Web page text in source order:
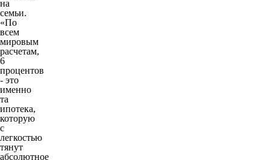
на
семьи.
«По
всем
мировым
расчетам,
6
процентов
- это
именно
та
ипотека,
которую
с
легкостью
тянут
абсолютное